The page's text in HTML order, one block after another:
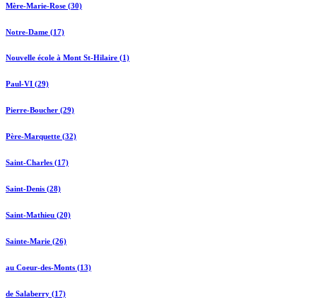
Mère-Marie-Rose (30)
Notre-Dame (17)
Nouvelle école à Mont St-Hilaire (1)
Paul-VI (29)
Pierre-Boucher (29)
Père-Marquette (32)
Saint-Charles (17)
Saint-Denis (28)
Saint-Mathieu (20)
Sainte-Marie (26)
au Coeur-des-Monts (13)
de Salaberry (17)